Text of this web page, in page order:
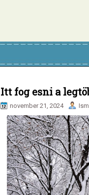
Itt fog esni a
november 21, 2024